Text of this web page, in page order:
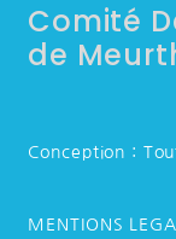
Comité
de
Conception :
MENTIONS